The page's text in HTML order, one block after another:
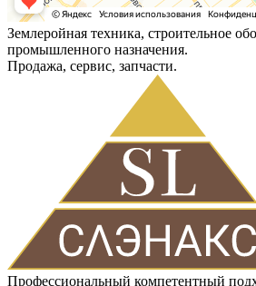
Землеройная техника, строительное
промышленного назначения.
Продажа, сервис, запчасти.
Профессиональный компетентный